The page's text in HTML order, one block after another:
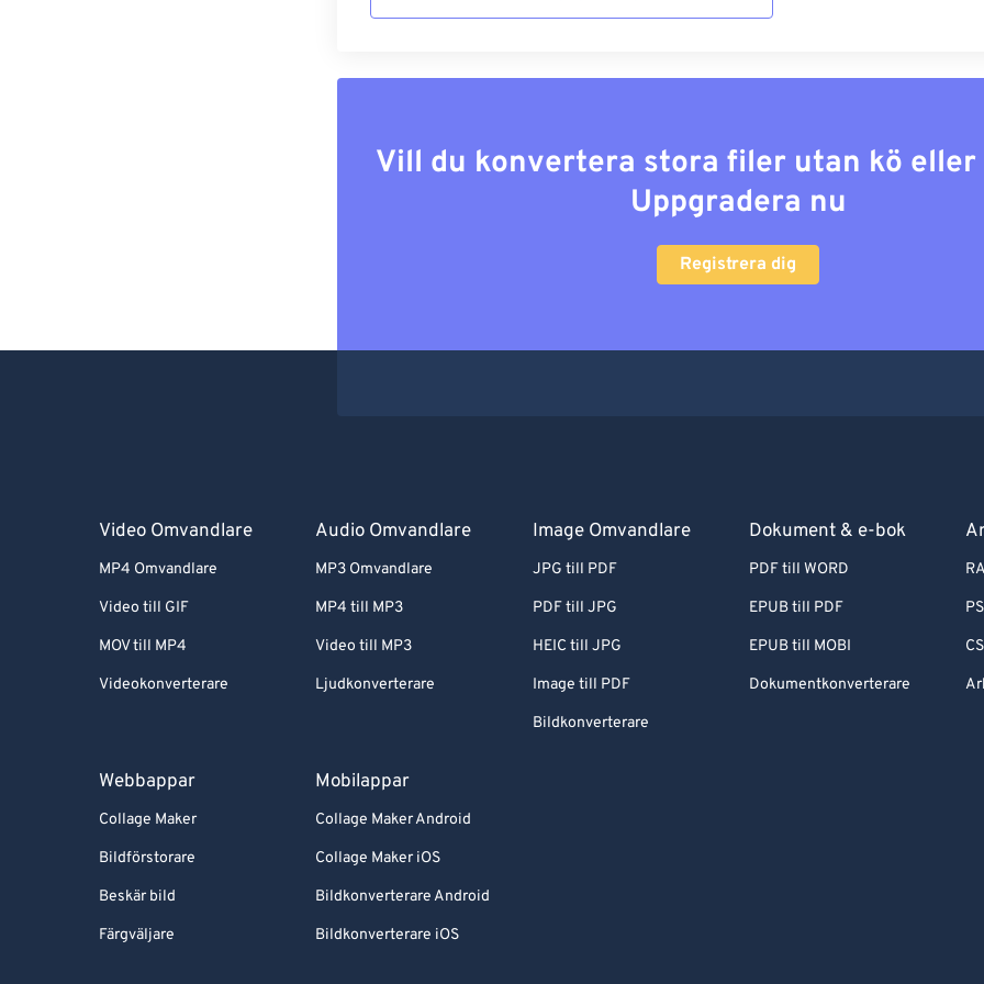
Vill du konvertera stora filer utan kö eller
Uppgradera nu
Registrera dig
Video Omvandlare
MP4 Omvandlare
Video till GIF
MOV till MP4
Videokonverterare
Audio Omvandlare
MP3 Omvandlare
MP4 till MP3
Video till MP3
Ljudkonverterare
Image Omvandlare
JPG till PDF
PDF till JPG
HEIC till JPG
Image till PDF
Bildkonverterare
Dokument & e-bok
PDF till WORD
EPUB till PDF
EPUB till MOBI
Dokumentkonverterare
Webbappar
Collage Maker
Bildförstorare
Beskär bild
Färgväljare
Mobilappar
Collage Maker Android
Collage Maker iOS
Bildkonverterare Android
Bildkonverterare iOS